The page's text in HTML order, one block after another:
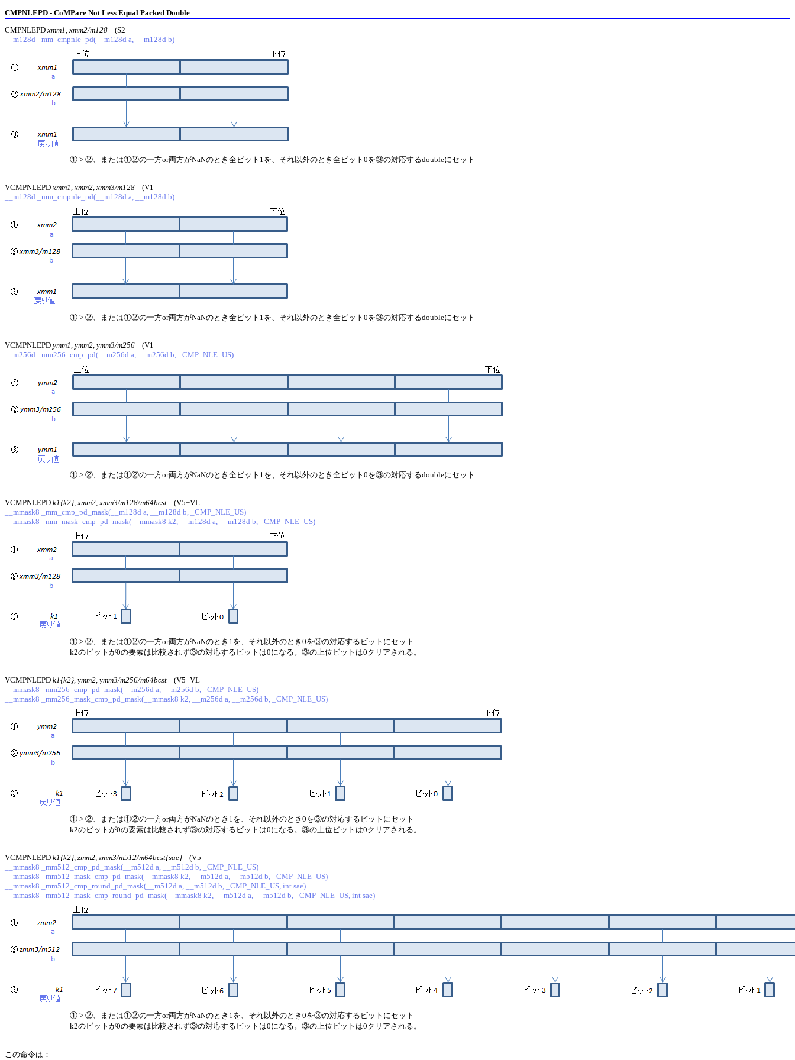
CMPNLEPD - CoMPare Not Less Equal Packed Double
CMPNLEPD xmm1, xmm2/m128 (S2
__m128d _mm_cmpnle_pd(__m128d a, __m128d b)
① > ②、または①②の一方or両方がNaNのとき全ビット1を、それ以外のとき全ビット0を③の対応するdoubleにセット
VCMPNLEPD xmm1, xmm2, xmm3/m128 (V1
__m128d _mm_cmpnle_pd(__m128d a, __m128d b)
① > ②、または①②の一方or両方がNaNのとき全ビット1を、それ以外のとき全ビット0を③の対応するdoubleにセット
VCMPNLEPD ymm1, ymm2, ymm3/m256 (V1
__m256d _mm256_cmp_pd(__m256d a, __m256d b, _CMP_NLE_US)
① > ②、または①②の一方or両方がNaNのとき全ビット1を、それ以外のとき全ビット0を③の対応するdoubleにセット
VCMPNLEPD k1{k2}, xmm2, xmm3/m128/m64bcst (V5+VL
__mmask8 _mm_cmp_pd_mask(__m128d a, __m128d b, _CMP_NLE_US)
__mmask8 _mm_mask_cmp_pd_mask(__mmask8 k2, __m128d a, __m128d b, _CMP_NLE_US)
① > ②、または①②の一方or両方がNaNのとき1を、それ以外のとき0を③の対応するビットにセット
k2のビットが0の要素は比較されず③の対応するビットは0になる。③の上位ビットは0クリアされる。
VCMPNLEPD k1{k2}, ymm2, ymm3/m256/m64bcst (V5+VL
__mmask8 _mm256_cmp_pd_mask(__m256d a, __m256d b, _CMP_NLE_US)
__mmask8 _mm256_mask_cmp_pd_mask(__mmask8 k2, __m256d a, __m256d b, _CMP_NLE_US)
① > ②、または①②の一方or両方がNaNのとき1を、それ以外のとき0を③の対応するビットにセット
k2のビットが0の要素は比較されず③の対応するビットは0になる。③の上位ビットは0クリアされる。
VCMPNLEPD k1{k2}, zmm2, zmm3/m512/m64bcst{sae} (V5
__mmask8 _mm512_cmp_pd_mask(__m512d a, __m512d b, _CMP_NLE_US)
__mmask8 _mm512_mask_cmp_pd_mask(__mmask8 k2, __m512d a, __m512d b, _CMP_NLE_US)
__mmask8 _mm512_cmp_round_pd_mask(__m512d a, __m512d b, _CMP_NLE_US, int sae)
__mmask8 _mm512_mask_cmp_round_pd_mask(__mmask8 k2, __m512d a, __m512d b, _CMP_NLE_US, int sae)
① > ②、または①②の一方or両方がNaNのとき1を、それ以外のとき0を③の対応するビットにセット
k2のビットが0の要素は比較されず③の対応するビットは0になる。③の上位ビットは0クリアされる。
この命令は：